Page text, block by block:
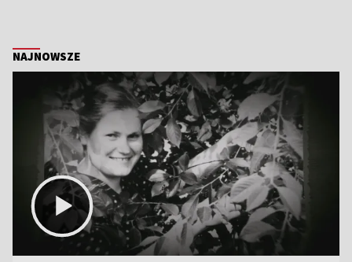
NAJNOWSZE